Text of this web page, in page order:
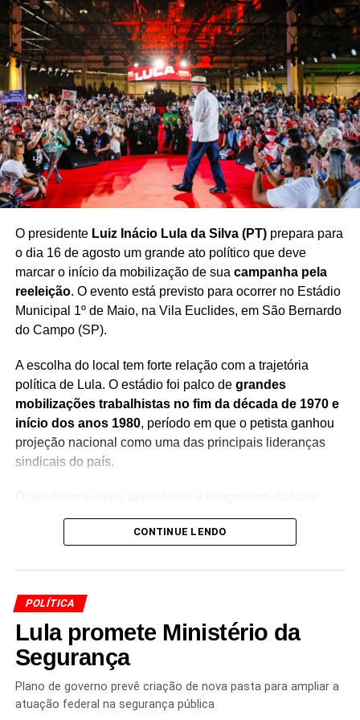
TÓPICOS RELACIONADOS
AÉCIO NEVES REDUÇÃO PENAS
ANISTIA 8 DE JANEIRO
CONGRESSO PROJETO ATOS GOLPISTAS
MICHEL TEMER BASTIDORES 8 DE JANEIRO
PAULINHO DA FORÇA 8 DE JANEIRO
PROJETO DE LEI 8 DE JANEIRO
REDUÇÃO DE PENAS 8 DE JANEIRO
REVISÃO PENAS MANIFESTANTES 8 DE JANEIRO.
STF CONDENADOS 8 DE JANEIRO
PRÓXIMO
Paulinho da Força propõe “PL da Dosimetria”
para reduzir penas do 8 de Janeiro
NÃO PERCA
‘Não pode avançar’: PEC da Blindagem é
criticada por Jerônimo
O presidente Luiz Inácio Lula da Silva (PT)prepara para
o dia 16 de agosto um grande ato político que deve
marcar o início da mobilização de sua campanha pela
reeleição. O evento está previsto para ocorrer no Estádio
Municipal 1º de Maio, na Vila Euclides, em São Bernardo
do Campo (SP).
A escolha do local tem forte relação com a trajetória
política de Lula. O estádio foi palco de grandes
mobilizações trabalhistas no fim da década de 1970 e
início dos anos 1980, período em que o petista ganhou
projeção nacional como uma das principais lideranças
sindicais do país.
política de Lula em um momento considerado estratégico
para a disputa eleitoral. A expectativa é de que o encontro
política do presidente e os próximos passos de seu
projeto eleitoral.
A realização do evento emSão Bernardo do Campo
resgata um dos principais símbolos da história política de
Lula. Foi na região do ABC paulista que o petista
construiu sua trajetória sindical antes de ingressar
definitivamente na política partidária.
CONTINUE LENDO
POLÍTICA
Lula promete Ministério da
Segurança
Plano de governo prevê criação de nova pasta para ampliar a
atuação federal na segurança pública